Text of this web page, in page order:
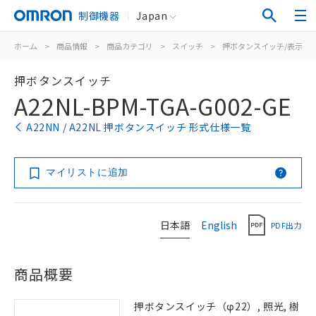
制御機器 Japan
ホーム > 商品情報 > 商品カテゴリ > スイッチ > 押ボタンスイッチ/表示灯
押ボタンスイッチ
A22NL-BPM-TGA-G002-GE
A22NN / A22NL 押ボタンスイッチ 形式仕様一覧
マイリストに追加
日本語 English PDF出力
商品概要
押ボタンスイッチ（φ22）, 照光, 樹